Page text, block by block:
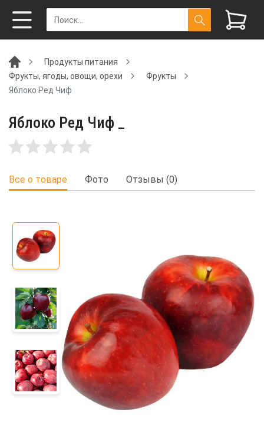
Продукты питания
Фрукты, ягоды, овощи, орехи
Фрукты
Яблоко Ред Чиф
Яблоко Ред Чиф _
Все о товаре Фото Отзывы (0)